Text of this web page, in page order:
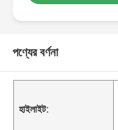
পণ্যের বর্ণনা
হাইলাইট: